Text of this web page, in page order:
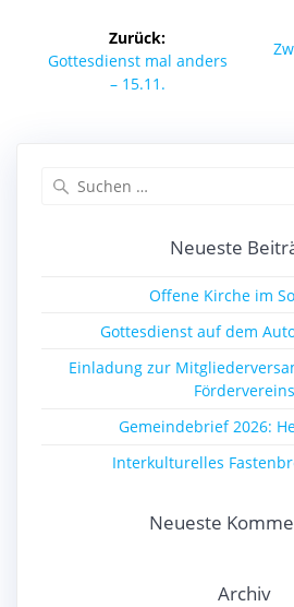
Zurück:
Vorheriger
Gottesdienst mal anders
– 15.11.
Neueste
Offene Kirche im
Gottesdienst auf dem
Einladung zur
Fördervereins
Gemeindebrief 2026:
Interkulturelles
Neueste
Archiv